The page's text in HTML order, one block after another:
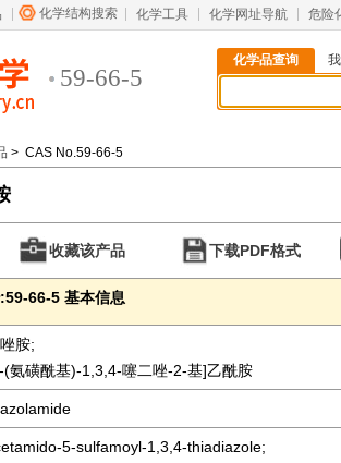
化学结构搜索 化学工具 化学网址导航 危险
59-66-5
化学品查询
> CAS No.59-66-5
收藏该产品 下载PDF格式
66-5 基本信息
胺;
(氨磺酰基)-1,3,4-噻二唑-2-基]乙酰胺
5-sulfamoyl-1,3,4-thiadiazole;